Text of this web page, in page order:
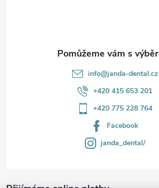
info@janda-dental.cz
+420 415 653 201
+420 775 228 764
Facebook
janda_dental/